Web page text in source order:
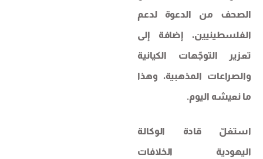
الصحف من الدعوة لدعم
الفلسطينيين، إضافة إلى
تعزير التوجّهات الكيانية
والصراعات المذهبية، وهذا
ما نعيشه اليوم.
استغلّ قادة الوكالة
اليهودية الخلافات